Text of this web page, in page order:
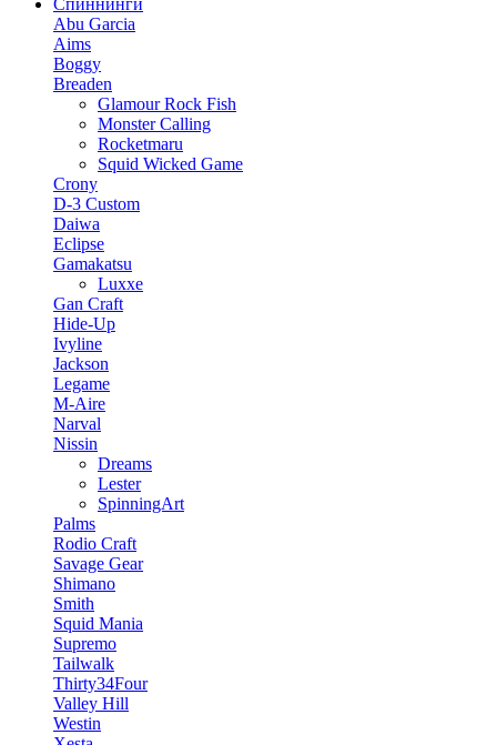
Спиннинги
Abu Garcia
Aims
Boggy
Breaden
Glamour Rock Fish
Monster Calling
Rocketmaru
Squid Wicked Game
Crony
D-3 Custom
Daiwa
Eclipse
Gamakatsu
Luxxe
Gan Craft
Hide-Up
Ivyline
Jackson
Legame
M-Aire
Narval
Nissin
Dreams
Lester
SpinningArt
Palms
Rodio Craft
Savage Gear
Shimano
Smith
Squid Mania
Supremo
Tailwalk
Thirty34Four
Valley Hill
Westin